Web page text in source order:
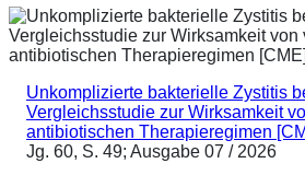
Unkomplizierte bakterielle Zystitis
Vergleichsstudie zur Wirksamkeit
antibiotischen Therapieregimen
Jg. 60, S. 49; Ausgabe 07 / 2026